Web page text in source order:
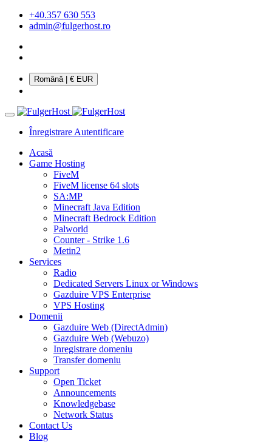
+40.357 630 553
admin@fulgerhost.ro
Română| € EUR
Înregistrare Autentificare
Acasă
Game Hosting
FiveM
FiveM license 64 slots
SA:MP
Minecraft Java Edition
Minecraft Bedrock Edition
Palworld
Counter - Strike 1.6
Metin2
Services
Radio
Dedicated Servers Linux or Windows
Gazduire VPS Enterprise
VPS Hosting
Domenii
Gazduire Web (DirectAdmin)
Gazduire Web (Webuzo)
Inregistrare domeniu
Transfer domeniu
Support
Open Ticket
Announcements
Knowledgebase
Network Status
Contact Us
Blog